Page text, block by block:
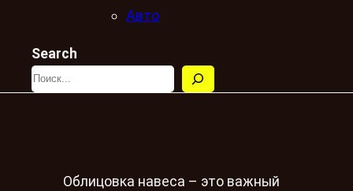
Авто
Search
Облицовка навеса – это важный